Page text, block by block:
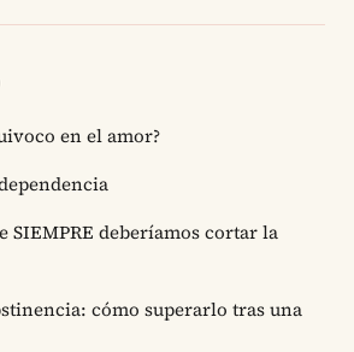
en el amor?
SIEMPRE deberíamos cortar la
cómo superarlo tras una